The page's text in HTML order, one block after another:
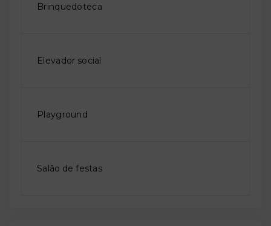
Brinquedoteca
Elevador social
Playground
Salão de festas